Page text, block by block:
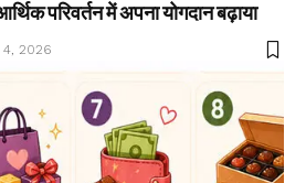
परिवर्तन में अपना योगदान बढ़ाया
4, 2026